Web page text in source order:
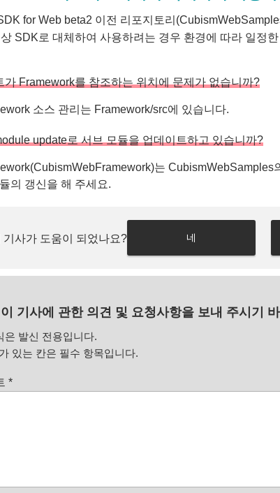
for Web beta2 이전 리포지토리
SDK로 대체하여 사용하려는 경우 환경에 따라 일정
가 Framework를 참조하는 위치에 문제가 없습니까?
소스 관리는 Framework/src에 있습니다.
update로 서브 모듈을 업데이트하고 있습니까?
는
의 갱신을 해 주세요.
기사가 도움이 되었나요? 네
이 기사에 관한 의견 및 요청사항을 보내 주시기
은 발신 전용입니다.
있는 칸은 필수 항목입니다.
*